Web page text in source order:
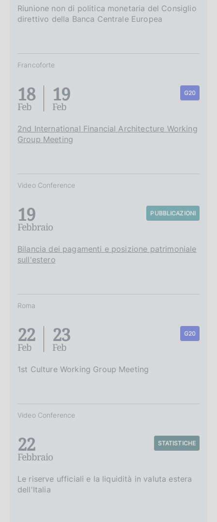
Riunione non di politica monetaria del Consiglio
direttivo della Banca Centrale Europea
Francoforte
18
Feb
19
Feb
G20
2nd International Financial Architecture Working
Group Meeting
Video Conference
19
Febbraio
PUBBLICAZIONI
Bilancia dei pagamenti e posizione patrimoniale
sull'estero
Roma
22
Feb
23
Feb
G20
1st Culture Working Group Meeting
Video Conference
22
Febbraio
STATISTICHE
Le riserve ufficiali e la liquidità in valuta estera
dell'Italia